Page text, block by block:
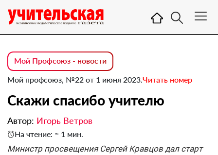
Мой Профсоюз - новости
Мой профсоюз, №22 от 1 июня 2023.Читать номер
Скажи спасибо учителю
Автор: Игорь Ветров
На чтение: ≈ 1 мин.
Министр просвещения Сергей Кравцов дал старт